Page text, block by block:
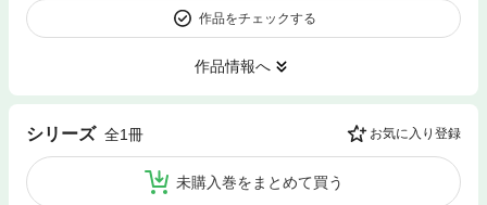
作品をチェックする
作品情報へ
シリーズ 全1冊 お気に入り登録
未購入巻をまとめて買う